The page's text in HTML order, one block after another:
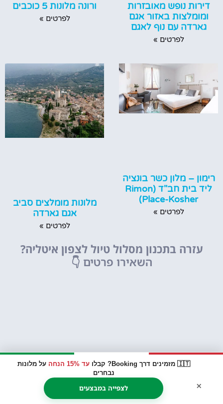
🇮🇹 מזמינים דרך Booking? קבלו עד 15% הנחה
על מלונות
נבחרים
לצפייה במבצעים ×
דירות נופש מאובזרות
ומומלצות באזור אגם
גארדה עם נוף לאגם
לפרטים »
ורונה מלונות 5 כוכבים
לפרטים »
רימון – מלון כשר בונציה
ליד בית חב"ד (Rimon
Place-Kosher)
לפרטים »
מלונות מומלצים סביב
אגם גארדה
לפרטים »
עזרה בתכנון מסלול טיול לצפון איטליה?
השאירו פרטים 👇